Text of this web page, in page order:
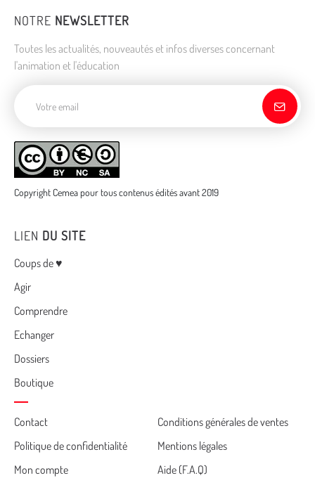
NOTRE NEWSLETTER
Toutes les actualités, nouveautés et infos diverses concernant
l'animation et l'éducation
Copyright Cemea pour tous contenus édités avant 2019
LIEN DU SITE
Menu
Coups de ♥
Agir
Comprendre
Echanger
Dossiers
Boutique
Cemea
footer
Contact
Conditions générales de ventes
Politique de confidentialité
Mentions légales
Mon compte
Aide (F.A.Q)